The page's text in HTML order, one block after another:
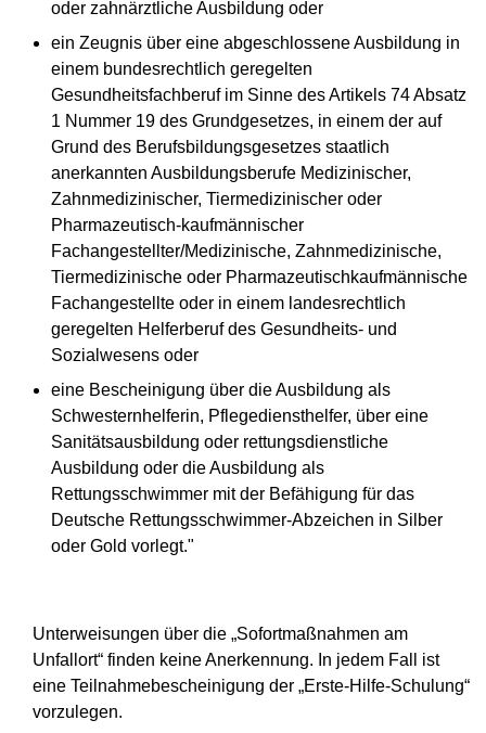
oder zahnärztliche Ausbildung oder
ein Zeugnis über eine abgeschlossene Ausbildung in
einem bundesrechtlich geregelten
Gesundheitsfachberuf im Sinne des Artikels 74 Absatz
1 Nummer 19 des Grundgesetzes, in einem der auf
Grund des Berufsbildungsgesetzes staatlich
anerkannten Ausbildungsberufe Medizinischer,
Zahnmedizinischer, Tiermedizinischer oder
Pharmazeutisch-kaufmännischer
Fachangestellter/Medizinische, Zahnmedizinische,
Tiermedizinische oder Pharmazeutischkaufmännische
Fachangestellte oder in einem landesrechtlich
geregelten Helferberuf des Gesundheits- und
Sozialwesens oder
eine Bescheinigung über die Ausbildung als
Schwesternhelferin, Pflegediensthelfer, über eine
Sanitätsausbildung oder rettungsdienstliche
Ausbildung oder die Ausbildung als
Rettungsschwimmer mit der Befähigung für das
Deutsche Rettungsschwimmer-Abzeichen in Silber
oder Gold vorlegt."
Unterweisungen über die „Sofortmaßnahmen am
Unfallort“ finden keine Anerkennung. In jedem Fall ist
eine Teilnahmebescheinigung der „Erste-Hilfe-Schulung“
vorzulegen.